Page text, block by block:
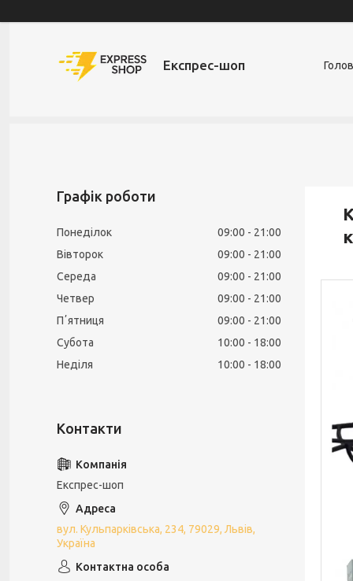
Експрес-шоп
Графік роботи
Понеділок 09:00
21:00
Вівторок
09:00
21:00
Середа
09:00
21:00
Четвер
09:00
21:00
Пʼятниця
09:00
21:00
Субота
10:00
18:00
Неділя
10:00 18:00
Експрес-шоп
вул. Кульпарківська, 234, 79029, Львів,
Україна